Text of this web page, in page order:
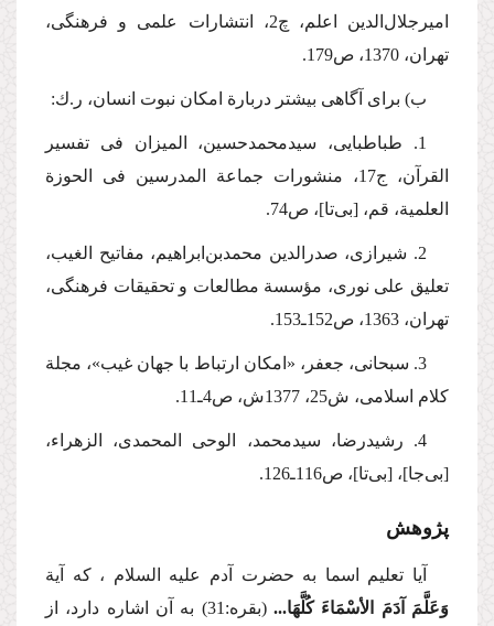
امیرجلال‌الدین اعلم، چ2، انتشارات‌ علمی‌ و فرهنگی‌،
تهران‌، 1370، ص179.
ب) برای آگاهی بیشتر دربارة امكان نبوت انسان، ر.ك:
1. طباطبایی، سیدمحمدحسین، المیزان فی تفسیر
القرآن، ج17، منشورات جماعة المدرسین فی الحوزة
العلمیة، قم، [بی‌تا]، ص74.
2. شیرازی، صدرالدین محمدبن‌ابراهیم، مفاتیح الغیب،
تعلیق علی نوری، مؤسسة مطالعات و تحقیقات فرهنگی،
تهران، 1363، ص152ـ153.
3. سبحانی، جعفر، «امكان ارتباط با جهان غیب»، مجلة
كلام اسلامی، ش25، 1377ش، ص4ـ11.
4. رشیدرضا، سیدمحمد، الوحی المحمدی، الزهراء،
[بی‌جا]، [بی‌تا]، ص116ـ126.
پژوهش
آیا تعلیم اسما به حضرت آدم علیه السلام ، كه آیة
وَعَلَّمَ آدَمَ الأسْمَاءَ كُلَّهَا...
(بقره:31) به آن اشاره دارد، از